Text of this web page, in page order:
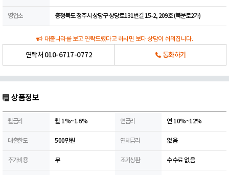
영업소 충청북도 청주시 상당구 상당로131번길 15-2, 209호 (북문로2가)
대출나라를 보고 연락드렸다고 하시면 보다 상담이 쉬워집니다.
연락처 010-6717-0772 통화하기
상품정보
월금리 월 1%~1.6% 연금리 연 10%~12%
대출한도 500만원 연체금리 없음
추가비용 무 조기상환 수수료 없음